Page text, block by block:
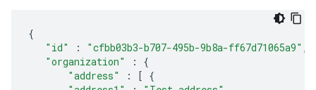
{
"id"
: "cfbb03b3-b707-495b-9b8a-ff67d71065a9" ,
"organization"
:
{
"address"
: [ {